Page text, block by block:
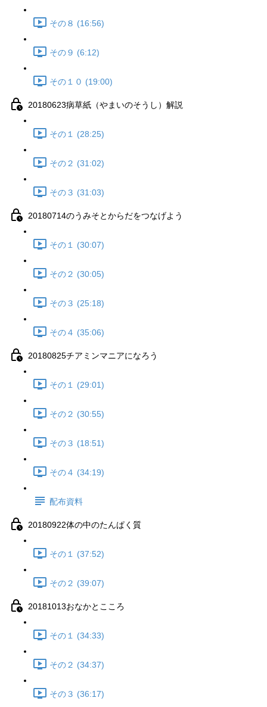
その８ (16:56)
その９ (6:12)
その１０ (19:00)
20180623病草紙（やまいのそうし）解説
その１ (28:25)
その２ (31:02)
その３ (31:03)
20180714のうみそとからだをつなげよう
その１ (30:07)
その２ (30:05)
その３ (25:18)
その４ (35:06)
20180825チアミンマニアになろう
その１ (29:01)
その２ (30:55)
その３ (18:51)
その４ (34:19)
配布資料
20180922体の中のたんぱく質
その１ (37:52)
その２ (39:07)
20181013おなかとこころ
その１ (34:33)
その２ (34:37)
その３ (36:17)